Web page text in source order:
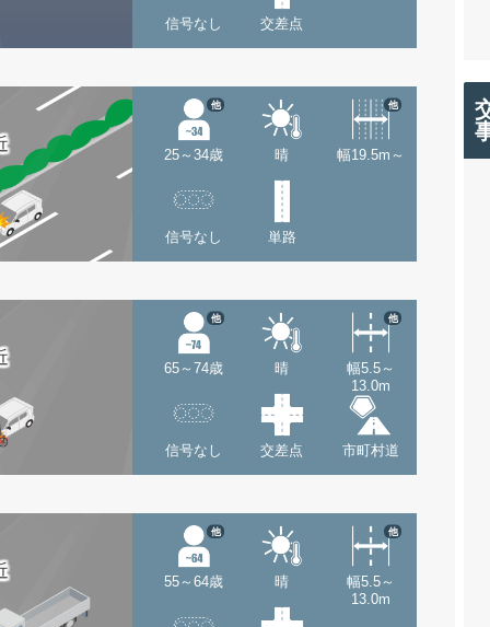
信号なし 交差点
25～34歳
他
晴 幅19.5m～
他
信号なし 単路
65～74歳
他
晴
幅5.5～
13.0m
他
信号なし 交差点 市町村道
55～64歳
他
晴
幅5.5～
13.0m
他